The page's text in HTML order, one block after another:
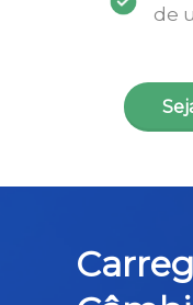
de